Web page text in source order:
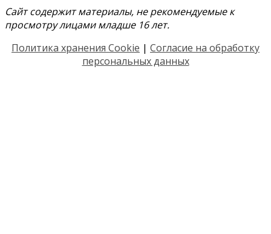
Сайт содержит материалы, не рекомендуемые к
просмотру лицами младше 16 лет.
Политика хранения Cookie | Согласие на обработку
персональных данных